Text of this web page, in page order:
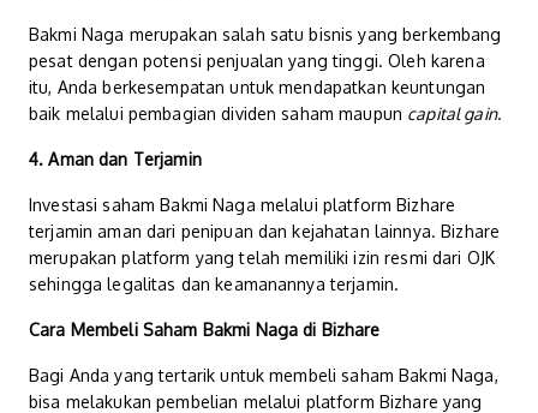
Bakmi Naga merupakan salah satu bisnis yang berkembang
pesat dengan potensi penjualan yang tinggi. Oleh karena
itu, Anda berkesempatan untuk mendapatkan keuntungan
baik melalui pembagian dividen saham maupun capital gain.
4. Aman dan Terjamin
Investasi saham Bakmi Naga melalui platform Bizhare
terjamin aman dari penipuan dan kejahatan lainnya. Bizhare
merupakan platform yang telah memiliki izin resmi dari OJK
sehingga legalitas dan keamanannya terjamin.
Cara Membeli Saham Bakmi Naga di Bizhare
Bagi Anda yang tertarik untuk membeli saham Bakmi Naga,
bisa melakukan pembelian melalui platform Bizhare yang